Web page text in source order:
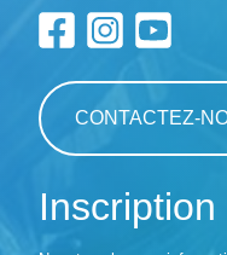
CONTACTEZ-